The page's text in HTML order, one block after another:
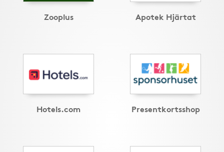
Zooplus Apotek Hjärtat
Hotels.com Presentkortsshop